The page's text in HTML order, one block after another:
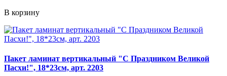
В корзину
Пакет ламинат вертикальный "С Праздником Великой
Пасхи!", 18*23см, арт. 2203